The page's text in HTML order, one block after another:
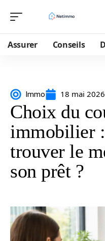
Assurer Conseils
Immo 18 mai 2026
Choix du
immobilier
trouver le
son prêt ?